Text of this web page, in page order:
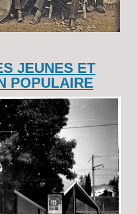
JEUNES ET
POPULAIRE